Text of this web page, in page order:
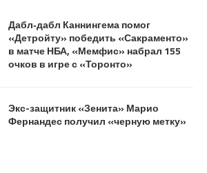
Дабл‑дабл Каннингема помог
«Детройту» победить «Сакраменто»
в матче НБА, «Мемфис» набрал 155
очков в игре с «Торонто»
Экс-защитник «Зенита» Марио
Фернандес получил «черную метку»